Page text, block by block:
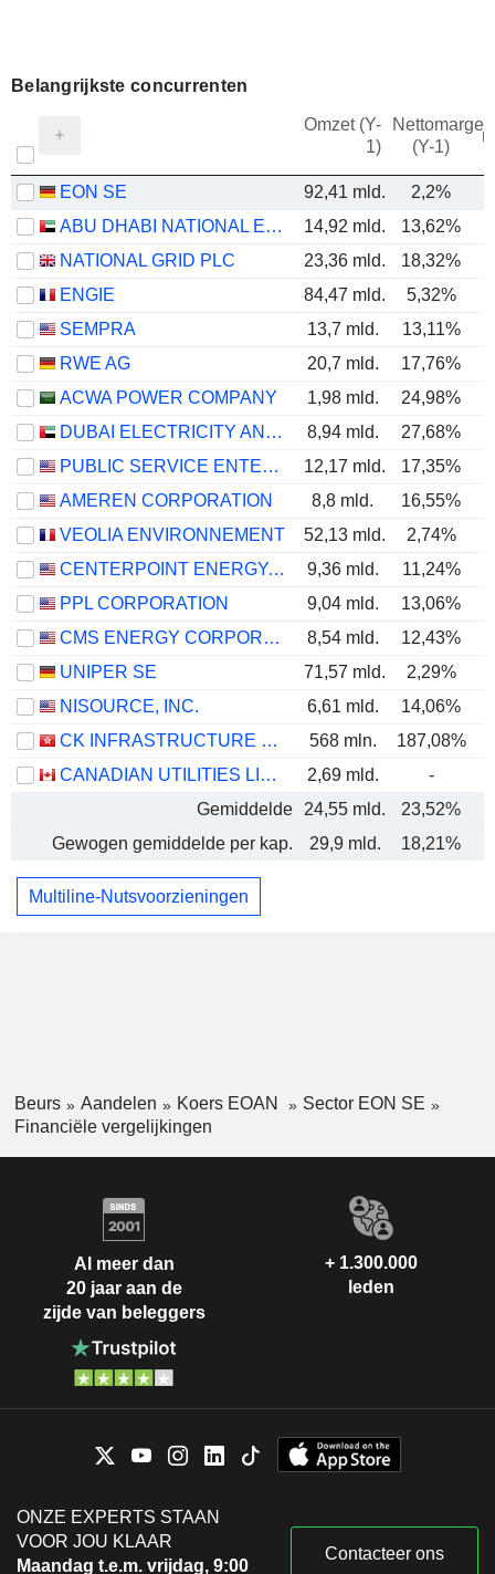
Belangrijkste concurrenten
Omzet (Y-
1)
Nettomarge
(Y-1)
EON SE 92,41 mld. 2,2%
ABU DHABI NATIONAL ENERGY COMPANY
14,92 mld. 13,62%
NATIONAL GRID PLC
23,36 mld. 18,32%
ENGIE
84,47 mld. 5,32%
SEMPRA
13,7 mld. 13,11%
RWE AG
20,7 mld. 17,76%
ACWA POWER COMPANY
1,98 mld. 24,98%
DUBAI ELECTRICITY AND WATER AUTHORITY
8,94 mld. 27,68%
PUBLIC SERVICE ENTERPRISE GROUP, INC.
12,17 mld. 17,35%
AMEREN CORPORATION
8,8 mld. 16,55%
VEOLIA ENVIRONNEMENT
52,13 mld. 2,74%
CENTERPOINT ENERGY, INC.
9,36 mld. 11,24%
PPL CORPORATION
9,04 mld. 13,06%
CMS ENERGY CORPORATION
8,54 mld. 12,43%
UNIPER SE
71,57 mld. 2,29%
NISOURCE, INC.
6,61 mld. 14,06%
CK INFRASTRUCTURE HOLDINGS LIMITED
568 mln. 187,08%
CANADIAN UTILITIES LIMITED
2,69 mld.
-
Gemiddelde
24,55 mld. 23,52%
Gewogen gemiddelde per kap.
29,9 mld. 18,21%
Multiline-Nutsvoorzieningen
Beurs Aandelen Koers EOAN
Sector EON SE
Financiële vergelijkingen
Al meer dan
20 jaar aan de
zijde van beleggers
+ 1.300.000
leden
ONZE EXPERTS STAAN
VOOR JOU KLAAR
Maandag t.e.m. vrijdag, 9:00
Contacteer ons